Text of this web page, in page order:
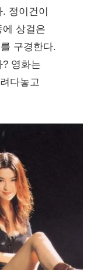
정이건이
상걸은
구경한다.
영화는
다놓고